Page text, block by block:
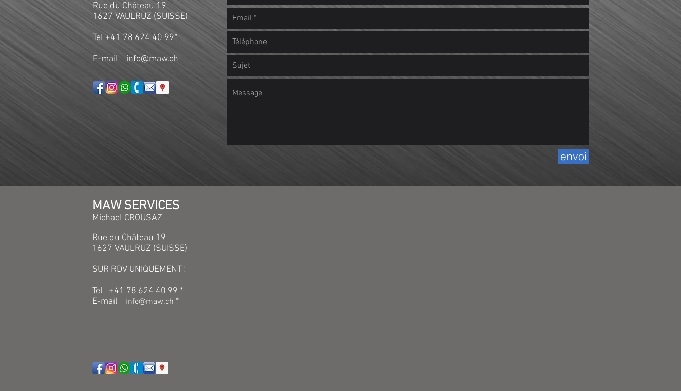
Rue du Château 19
1627 VAULRUZ (SUISSE)​
Tel +41 78 624 40 99*
E-mail info@maw.ch
envoi
MAW SERVICES
Michael CROUSAZ
Rue du Château 19
1627 VAULRUZ (SUISSE)
SUR RDV UNIQUEMENT !
Tel +41 78 624 40 99 *
E-mail info@maw.ch *